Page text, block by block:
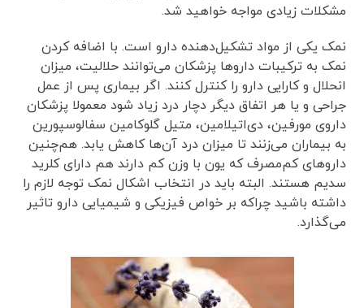
مشکلات زیادی مواجه خواهید شد.
نمک یکی از مواد تشکیل‌دهنده دارو است. با اضافه کردن
نمک به ترکیبات داروها پزشکان می‌توانند حلالیت، میزان
انحلال و کارایی دارو را کنترل کنند. اگر بیماری پس از عمل
جراحی و یا هر اتفاق دیگر دچار درد زیاد شود معمولا پزشکان
داروی مورفین، دی‌اتیلامین، متیل گلوکامین سفالوسپورین
به بیماران می‌زنند تا میزان درد آن‌ها کاهش یابد. هم‌چنین
داروهای کم‌مصرف که یون با وزن کم دارند هم دارای کلرید
سدیم هستند. البته باید در انتخاب اشکال نمک توجه لازم را
داشته باشید چراکه بر خواص فیزیکی و شیمیایی دارو تاثیر
می‌گذارد.